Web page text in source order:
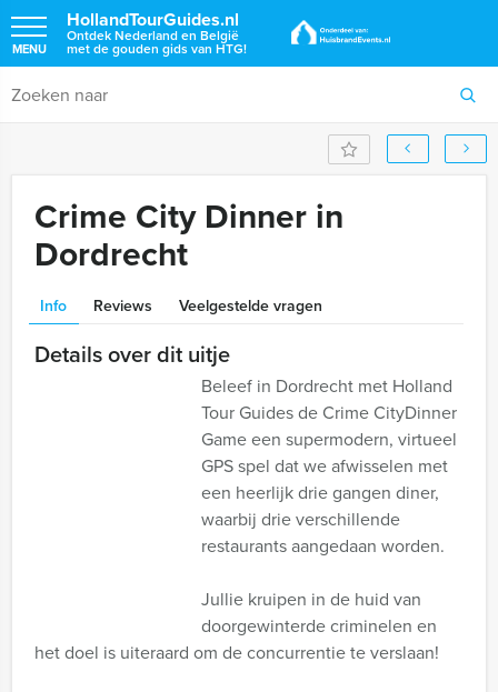
HollandTourGuides.nl
Ontdek Nederland en België
met de gouden gids van HTG!
MENU
Crime City Dinner in
Dordrecht
Info Reviews Veelgestelde vragen
Details over dit uitje
Beleef in Dordrecht met Holland
Tour Guides de Crime CityDinner
Game een supermodern, virtueel
GPS spel dat we afwisselen met
een heerlijk drie gangen diner,
waarbij drie verschillende
restaurants aangedaan worden.
Jullie kruipen in de huid van
doorgewinterde criminelen en
het doel is uiteraard om de concurrentie te verslaan!